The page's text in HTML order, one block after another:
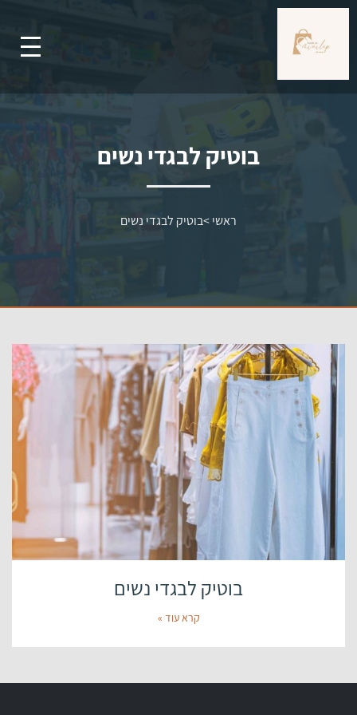
בוטיק לבגדי נשים
ראשי>בוטיק לבגדי נשים
בוטיק לבגדי נשים
קרא עוד »